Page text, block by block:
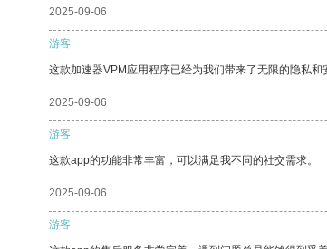
2025-09-06
游客
这款加速器VPM应用程序已经为我们带来了无限的隐私和
2025-09-06
游客
这款app的功能非常丰富，可以满足我不同的社交需求。
2025-09-06
游客